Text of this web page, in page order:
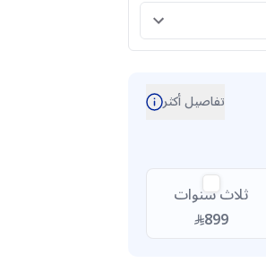
تفاصيل أكثر
ثلاث سنوات
899